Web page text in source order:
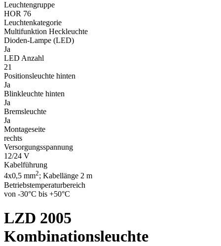
Leuchtengruppe
HOR 76
Leuchtenkategorie
Multifunktion Heckleuchte
Dioden-Lampe (LED)
Ja
LED Anzahl
21
Positionsleuchte hinten
Ja
Blinkleuchte hinten
Ja
Bremsleuchte
Ja
Montageseite
rechts
Versorgungsspannung
12/24 V
Kabelführung
4x0,5 mm2; Kabellänge 2 m
Betriebstemperaturbereich
von -30°C bis +50°C
LZD 2005
Kombinationsleuchte